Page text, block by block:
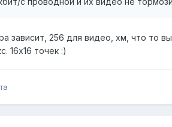
зависит, 256 для видео, хм, что то
16х16 точек :)